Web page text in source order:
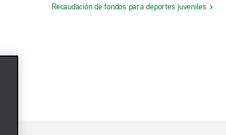
Recaudación de fondos para deportes juveniles